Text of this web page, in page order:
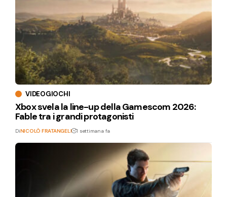
VIDEOGIOCHI
Xbox svela la line-up della Gamescom 2026:
Fable tra i grandi protagonisti
DiNICOLÒ FRATANGELI 1 settimana fa